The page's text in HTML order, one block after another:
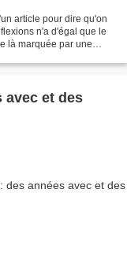
article pour dire qu'on
n'a d'égal que le
là marquée par une
avec et des